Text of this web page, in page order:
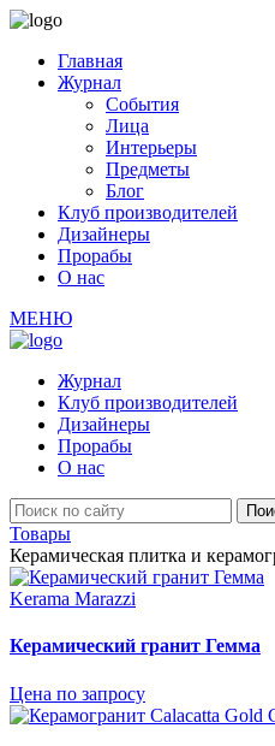
Главная
Журнал
События
Лица
Интерьеры
Предметы
Блог
Клуб производителей
Дизайнеры
Прорабы
О нас
МЕНЮ
Журнал
Клуб производителей
Дизайнеры
Прорабы
О нас
Товары
Керамическая плитка и
Kerama Marazzi
Керамический гранит Гемма
Цена по запросу